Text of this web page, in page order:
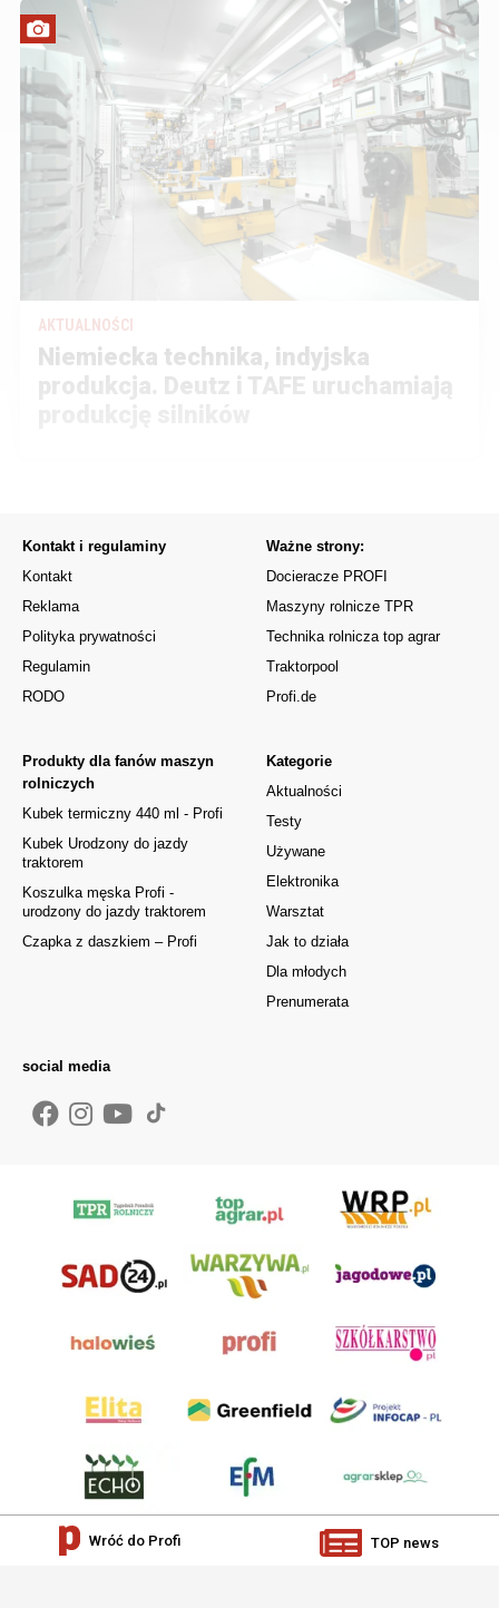
AKTUALNOŚCI
Niemiecka technika, indyjska
produkcja. Deutz i TAFE uruchamiają
Kontakt i regulaminy
Kontakt
Reklama
Polityka prywatności
Regulamin
RODO
Kategorie
Aktualności
Testy
Używane
Elektronika
Warsztat
Jak to działa
Dla młodych
Prenumerata
Produkty dla fanów maszyn
rolniczych
Kubek termiczny 440 ml - Profi
Kubek Urodzony do jazdy
traktorem
Koszulka męska Profi -
urodzony do jazdy traktorem
Czapka z daszkiem – Profi
Ważne strony:
Docieracze PROFI
Maszyny rolnicze TPR
Technika rolnicza top agrar
Traktorpool
Profi.de
social media
Wróć do Profi TOP news